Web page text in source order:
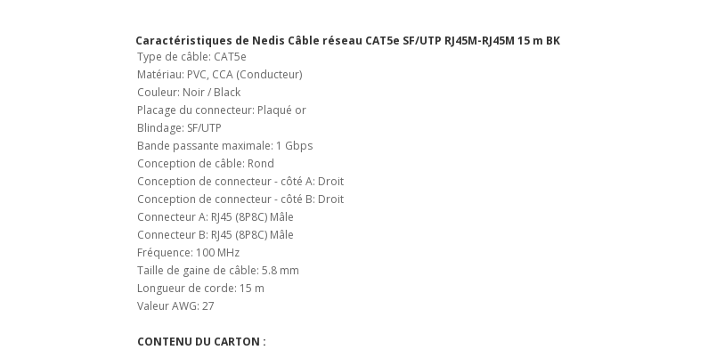
Caractéristiques de Nedis Câble réseau CAT5e SF/UTP RJ45M-RJ45M 15 m BK
Type de câble: CAT5e
Matériau: PVC, CCA (Conducteur)
Couleur: Noir / Black
Placage du connecteur: Plaqué or
Blindage: SF/UTP
Bande passante maximale: 1 Gbps
Conception de câble: Rond
Conception de connecteur - côté A: Droit
Conception de connecteur - côté B: Droit
Connecteur A: RJ45 (8P8C) Mâle
Connecteur B: RJ45 (8P8C) Mâle
Fréquence: 100 MHz
Taille de gaine de câble: 5.8 mm
Longueur de corde: 15 m
Valeur AWG: 27
CONTENU DU CARTON :